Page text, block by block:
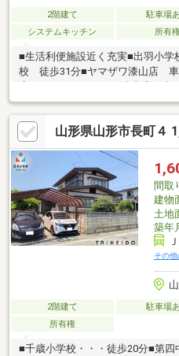
2階建て 駐車場
システムキッチン
所有
■生活利便施設近く充実■出羽小
校 徒歩31分■ヤマザワ漆山店 車
山形県山形市長町４
間取
建物
土地
築年
その他
2階建て 駐車場
所有権
■千歳小学校・・・徒歩20分■第